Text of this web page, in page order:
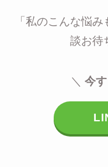
「私のこんな悩
談お待
＼ 今